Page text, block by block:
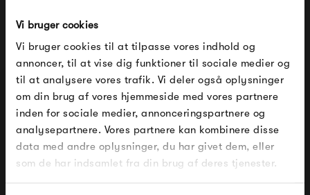
Vi bruger cookies
Vi bruger cookies til at tilpasse vores indhold og
annoncer, til at vise dig funktioner til sociale medier og
til at analysere vores trafik. Vi deler også oplysninger
om din brug af vores hjemmeside med vores partnere
inden for sociale medier, annonceringspartnere og
analysepartnere. Vores partnere kan kombinere disse
data med andre oplysninger, du har givet dem, eller
som de har indsamlet fra din brug af deres tjenester.
tidsløst design og høj kvalitet, hvilket skaber produkter, der
vil følge dig gennem lang tid.
Se alle varer fra Normann Copenhagen
Produkter fra samme kategori
FÅ 10% PÅ DIN NÆSTE ORDRE
Indtast din e-mail, så sender vi rabatkoden til dig på
mail. Minimumsbeløb er 499 kr. for at indløse
rabatten.
Gælder ikke på produkter fra Fermob, File Under